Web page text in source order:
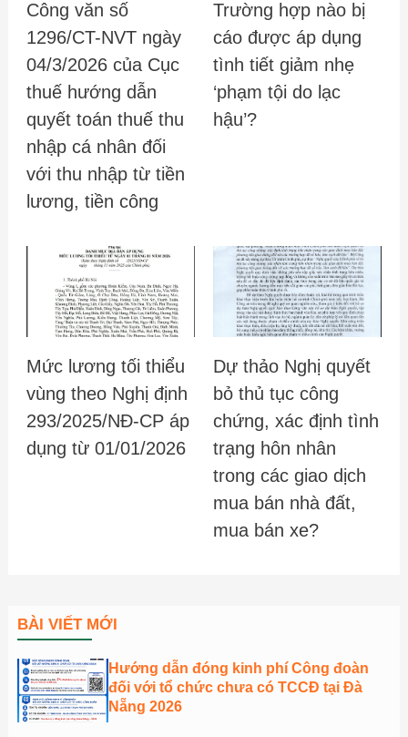
Công văn số
1296/CT-NVT ngày
04/3/2026 của Cục
thuế hướng dẫn
quyết toán thuế thu
nhập cá nhân đối
với thu nhập từ tiền
lương, tiền công
Trường hợp nào bị
cáo được áp dụng
tình tiết giảm nhẹ
‘phạm tội do lạc
hậu’?
Mức lương tối thiểu
vùng theo Nghị định
293/2025/NĐ-CP áp
dụng từ 01/01/2026
Dự thảo Nghị quyết
bỏ thủ tục công
chứng, xác định tình
trạng hôn nhân
trong các giao dịch
mua bán nhà đất,
mua bán xe?
BÀI VIẾT MỚI
Hướng dẫn đóng kinh phí Công đoàn
đối với tổ chức chưa có TCCĐ tại Đà
Nẵng 2026